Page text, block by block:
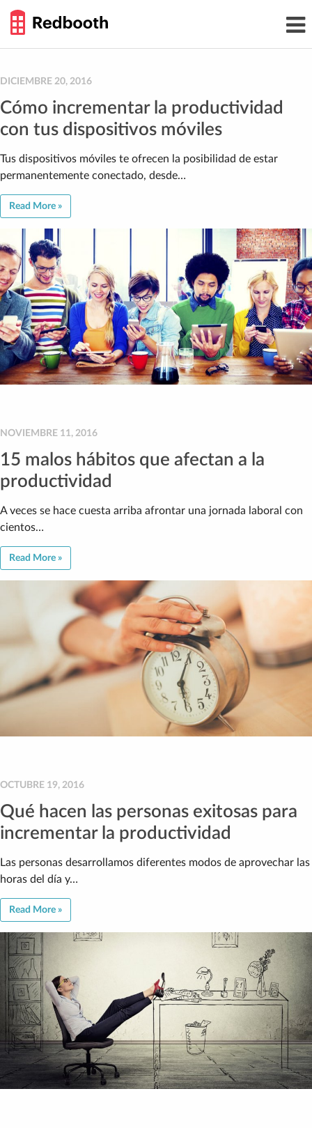
content
GUIDE
DICIEMBRE 20, 2016
Cómo incrementar la productividad
con tus dispositivos móviles
Tus dispositivos móviles te ofrecen la posibilidad de estar
permanentemente conectado, desde…
Read More »
NOVIEMBRE 11, 2016
15 malos hábitos que afectan a la
productividad
A veces se hace cuesta arriba afrontar una jornada laboral con
cientos…
Read More »
OCTUBRE 19, 2016
Qué hacen las personas exitosas para
incrementar la productividad
Las personas desarrollamos diferentes modos de aprovechar las
horas del día y…
Read More »